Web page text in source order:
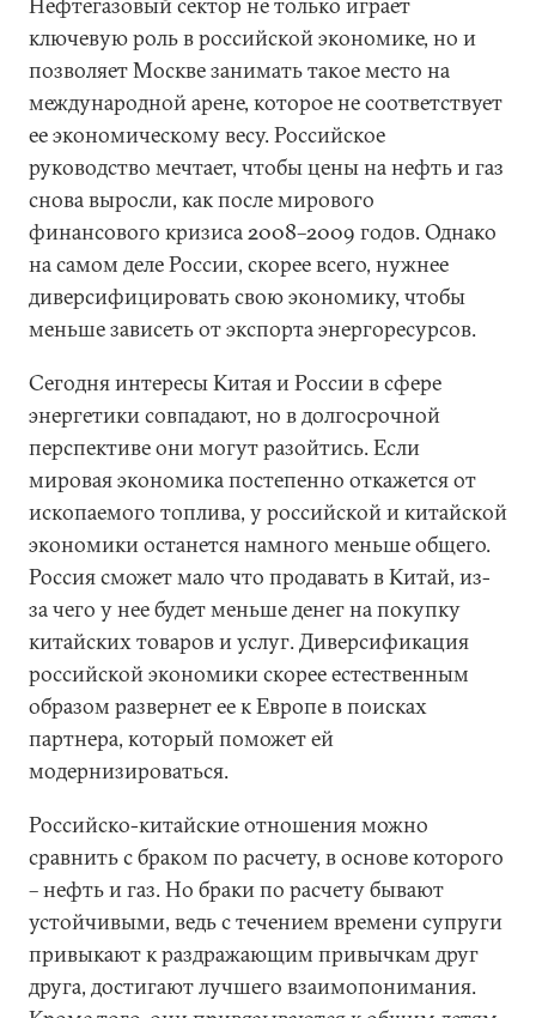
ключевую роль в российской экономике, но и
позволяет Москве занимать такое место на
международной арене, которое не соответствует
ее экономическому весу. Российское
руководство мечтает, чтобы цены на нефть и газ
снова выросли, как после мирового
финансового кризиса 2008–2009 годов. Однако
на самом деле России, скорее всего, нужнее
диверсифицировать свою экономику, чтобы
меньше зависеть от экспорта энергоресурсов.
Сегодня интересы Китая и России в сфере
энергетики совпадают, но в долгосрочной
перспективе они могут разойтись. Если
мировая экономика постепенно откажется от
ископаемого топлива, у российской и китайской
экономики останется намного меньше общего.
Россия сможет мало что продавать в Китай, из-
за чего у нее будет меньше денег на покупку
китайских товаров и услуг. Диверсификация
российской экономики скорее естественным
образом развернет ее к Европе в поисках
партнера, который поможет ей
модернизироваться.
Российско-китайские отношения можно
сравнить с браком по расчету, в основе которого
– нефть и газ. Но браки по расчету бывают
устойчивыми, ведь с течением времени супруги
привыкают к раздражающим привычкам друг
друга, достигают лучшего взаимопонимания.